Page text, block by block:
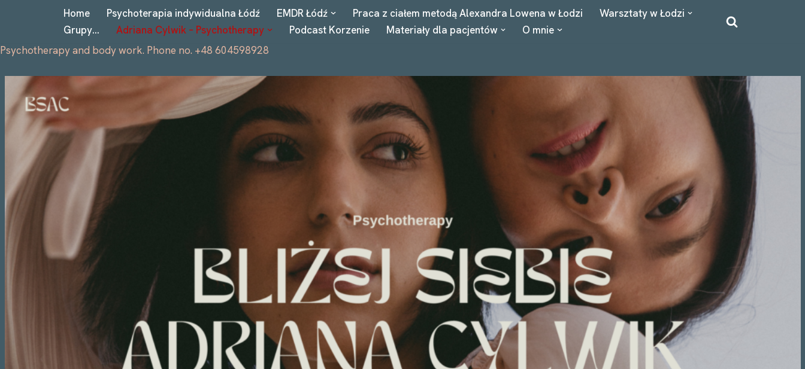
do
Home Psychoterapia indywidualna Łódź EMDR Łódź Praca z ciałem metodą Alexandra Lowena w Łodzi
Warsztaty w Łodzi
Grupy…
Adriana Cylwik – Psychotherapy Podcast Korzenie Materiały dla pacjentów
O mnie
Psychotherapy and body work. Phone no. +48 604598928